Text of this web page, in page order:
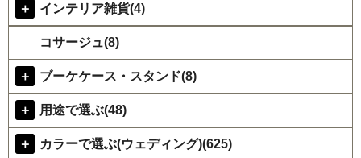
＋ インテリア雑貨(4)
コサージュ(8)
＋ ブーケケース・スタンド(8)
＋ 用途で選ぶ(48)
＋ カラーで選ぶ(ウェディング)(625)